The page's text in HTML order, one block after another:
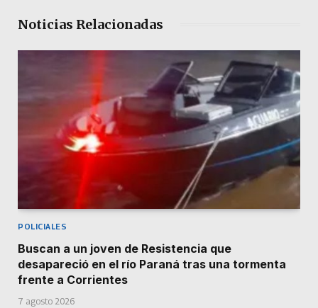
Noticias Relacionadas
POLICIALES
Buscan a un joven de Resistencia que
desapareció en el río Paraná tras una tormenta
frente a Corrientes
7 agosto 2026